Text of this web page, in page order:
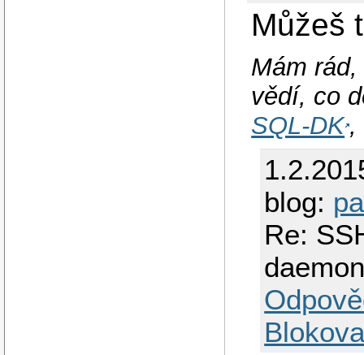
Můžeš
Mám
vědí, co
SQL-DK,
blog:
Re: